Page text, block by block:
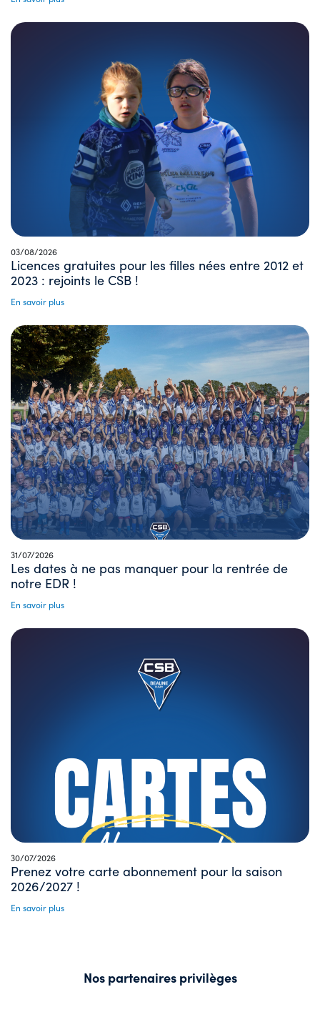
03/08/2026
Licences gratuites pour les filles nées entre 2012 et
2023 : rejoints le CSB !
En savoir plus
31/07/2026
Les dates à ne pas manquer pour la rentrée de
notre EDR !
En savoir plus
30/07/2026
Prenez votre carte abonnement pour la saison
2026/2027 !
En savoir plus
Nos partenaires privilèges